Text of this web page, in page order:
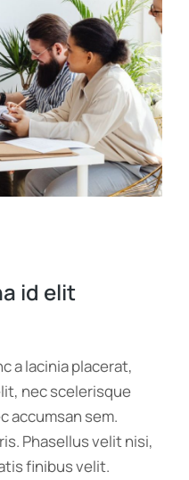
id elit
a lacinia placerat,
nec scelerisque
accumsan sem.
Phasellus velit nisi,
finibus velit.